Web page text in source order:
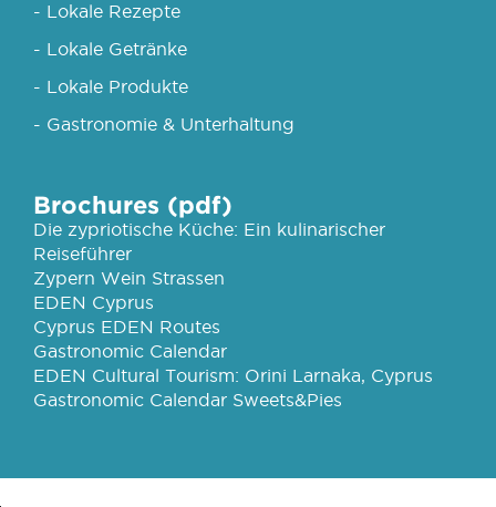
- Lokale Rezepte
- Lokale Getränke
- Lokale Produkte
- Gastronomie & Unterhaltung
Brochures (pdf)
Die zypriotische Küche: Ein kulinarischer
Reiseführer
Zypern Wein Strassen
EDEN Cyprus
Cyprus EDEN Routes
Gastronomic Calendar
EDEN Cultural Tourism: Orini Larnaka, Cyprus
Gastronomic Calendar Sweets&Pies